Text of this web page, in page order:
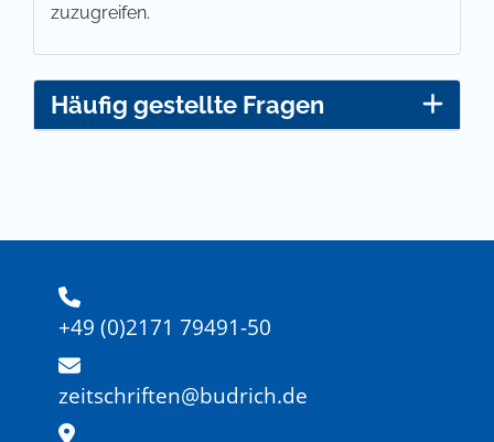
zuzugreifen.
Häufig gestellte Fragen
+49 (0)2171 79491-50
zeitschriften@budrich.de